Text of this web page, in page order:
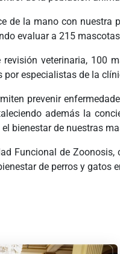
de la mano con
evaluar a 215
revisión veterinaria, 100
por especialistas de la
prevenir
además la
bienestar de nuestras
Funcional de
de perros y gatos